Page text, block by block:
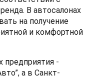
T8 PRO Пикап
В автосалонах
на получение
и комфортной
-
а в Санкт-